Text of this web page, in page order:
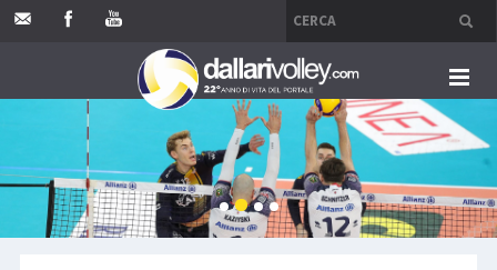
HOME
EDITORIALI